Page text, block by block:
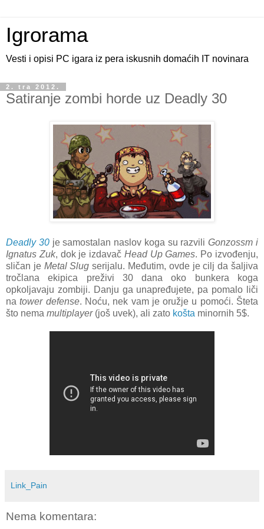
Igrorama
Vesti i opisi PC igara iz pera iskusnih domaćih IT novinara
2. tra 2012.
Satiranje zombi horde uz Deadly 30
Deadly 30je samostalan naslov koga su razviliGonzossm i
Ignatus Zuk, dok je izdavač Head Up Games. Po izvođenju,
sličan je Metal Slug serijalu. Međutim, ovde je cilj da šaljiva
tročlana ekipica preživi 30 dana oko bunkera koga
opkoljavaju zombiji. Danju ga unapređujete, pa pomalo liči
natower defense. Noću, nek vam je oružje u pomoći. Šteta
što nema multiplayer(još uvek), ali zato košta minornih 5$.
Link_Pain
Nema komentara: